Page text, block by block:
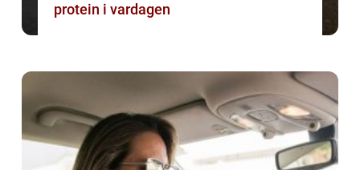
protein i vardagen